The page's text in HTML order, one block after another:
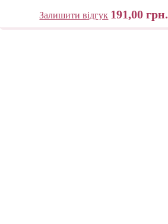
Залишити відгук 191,00грн.